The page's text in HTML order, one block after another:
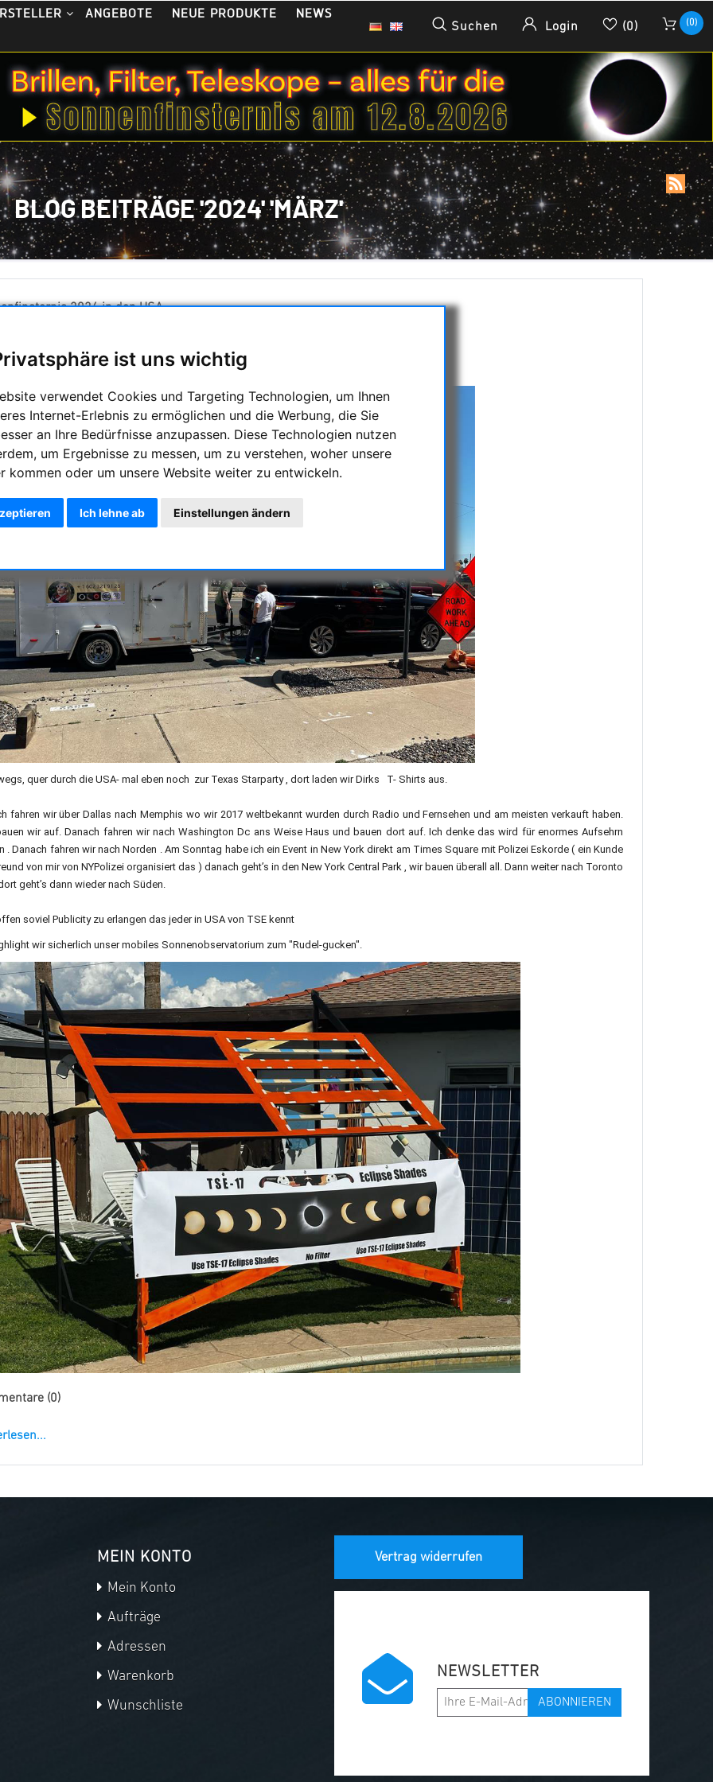
ist uns wichtig
verwendet Cookies und Targeting Technologien, um Ihnen
Internet-Erlebnis zu ermöglichen und die Werbung, die Sie
an Ihre Bedürfnisse anzupassen. Diese Technologien nutzen
um Ergebnisse zu messen, um zu verstehen, woher unsere
kommen oder um unsere Website weiter zu entwickeln.
Ich lehne ab Einstellungen ändern
ANGEBOTE NEUE PRODUKTE NEWS
Suchen Login (0) (0)
BLOG BEITRÄGE '2024' 'MÄRZ'
2024 in den USA
Fahrt von Phoenix in Arizona nach EL Paso in Texas
quer durch die USA- mal eben noch zur Texas Starparty , dort laden wir Dirks T- Shirts aus.
fahren wir über Dallas nach Memphis wo wir 2017 weltbekannt wurden durch Radio und Fernsehen und am meisten verkauft haben.
wir auf. Danach fahren wir nach Washington Dc ans Weise Haus und bauen dort auf. Ich denke das wird für enormes Aufsehrn
. Danach fahren wir nach Norden . Am Sonntag habe ich ein Event in New York direkt am Times Square mit Polizei Eskorde ( ein Kunde
von mir von NYPolizei organisiert das ) danach geht’s in den New York Central Park , wir bauen überall all. Dann weiter nach Toronto
geht’s dann wieder nach Süden.
soviel Publicity zu erlangen das jeder in USA von TSE kennt
wir sicherlich unser mobiles Sonnenobservatorium zum "Rudel-gucken".
(0)
MEIN KONTO
Mein Konto
Aufträge
Adressen
Warenkorb
Wunschliste
Vertrag widerrufen
NEWSLETTER
ABONNIEREN